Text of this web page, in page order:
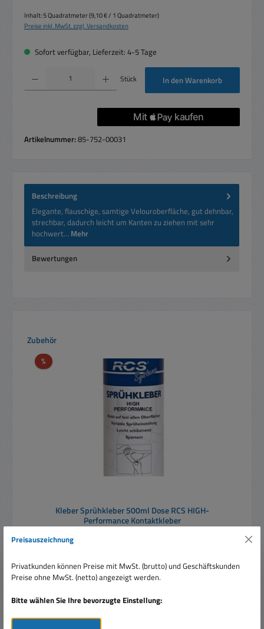
Inhalt:5 Quadratmeter(9,10 € / 1 Quadratmeter)
Preise inkl. MwSt. zzgl. Versandkosten
Sofort verfügbar, Lieferzeit: 4-5 Tage
Produkt Anzahl: Gib den gewünschten Wert ein oder benutze die Schaltflächen um
Stück In den Warenkorb
Artikelnummer:85-752-00031
Beschreibung
Elegante, flauschige, samtige Velouroberfläche, gut dehnbar,
strechbar, dadurch leicht um Kanten zu ziehen mit sehr
hochwert… Mehr
Bewertungen
Produktgalerie überspringen
Zubehör
%Rabatt
Kleber Sprühkleber 500ml Dose RCS HIGH-
Performance Kontaktkleber
Inhalt:0.5 Liter(25,90 € / 1 Liter)
12,95 €
Preisauszeichnung
Privatkunden können Preise mit MwSt. (brutto) und Geschäftskunden
Preise ohne MwSt. (netto) angezeigt werden.
Bitte wählen Sie Ihre bevorzugte Einstellung: